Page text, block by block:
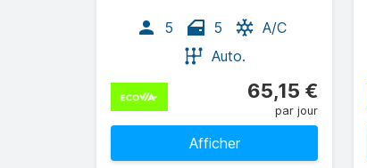
5 5
A/C
Auto.
65,15 €
par jour
Afficher